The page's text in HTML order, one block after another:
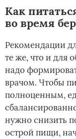
Как
во время
Рекомендации
те же, что и для
надо
врачом. Чтобы
полноценным,
нужно снизить
острой пищи,